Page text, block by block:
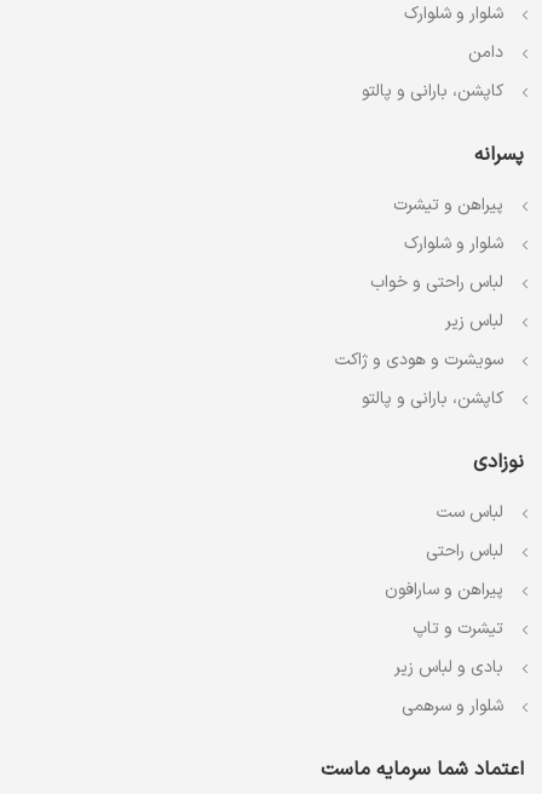
شلوار و شلوارک
دامن
کاپشن، بارانی و پالتو
پسرانه
پیراهن و تیشرت
شلوار و شلوارک
لباس راحتی و خواب
لباس زیر
سویشرت و هودی و ژاکت
کاپشن، بارانی و پالتو
نوزادی
لباس ست
لباس راحتی
پیراهن و سارافون
تیشرت و تاپ
بادی و لباس زیر
شلوار و سرهمی
اعتماد شما سرمایه ماست